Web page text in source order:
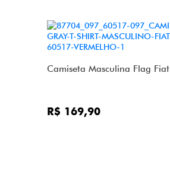
Camiseta Masculina Flag Fiat
R$ 169,90